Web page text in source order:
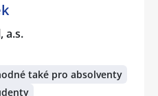
a.s.
také pro absolventy